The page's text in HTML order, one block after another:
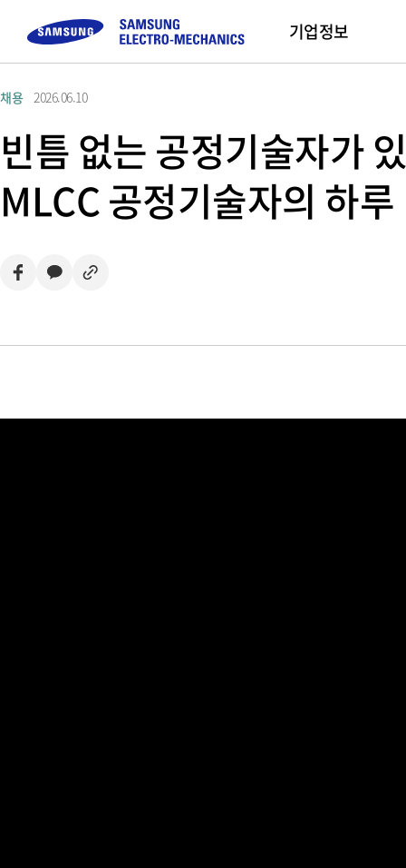
기업정보
삼성전기 소개
CEO 인사말
미션 및 비전
직무 소개
채용프로세스
채용 Tips
MLCC
Inductor
Chip Resistor
Camera Module
FAQ
문의하기
Buy Now
채용 2026.06.10
빈틈 없는 공정기술자가
MLCC 공정기술자의 하루